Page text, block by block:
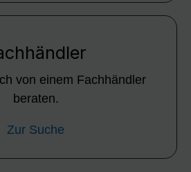
von einem Fachhändler
beraten.
Zur Suche